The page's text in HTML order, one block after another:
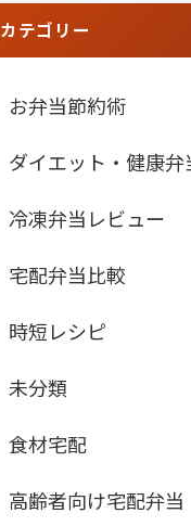
カテゴリー
お弁当節約術
ダイエット・健康弁
冷凍弁当レビュー
宅配弁当比較
時短レシピ
未分類
食材宅配
高齢者向け宅配弁当